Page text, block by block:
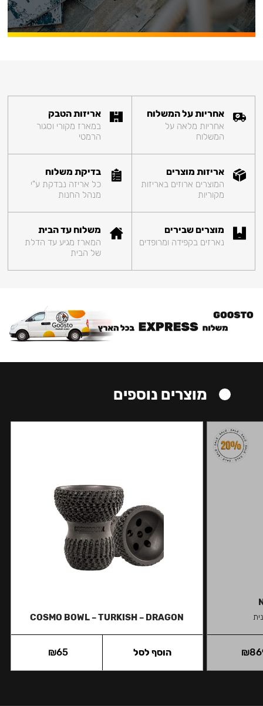
אחריות על המשלוח
אחריות מלאה על
המשלוח
אריזות הטבק
במארז מקורי וסגור
הרמטי
אריזות מוצרים
המוצרים ארוזים באריזות
מקוריות
בדיקת משלוח
כל אריזה נבדקת ע"י
מנהל החנות
מוצרים שבירים
נארזים בקפידה ומרופדים
משלוח עד הבית
המארז מגיע עד הדלת
של הבית
מוצרים נוספים
₪
COSMO BOWL – TURKISH – DRAGON
₪65 הוסף לסל